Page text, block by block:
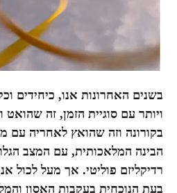
בשנים האחרונות אנו, כיחידים
ויותר עם סוגיית הזמן, זה
בקורונה וזה שהואץ לאחריה עם
הבינה המלאכותית, עם המצב
רדיקליזם פוליטי. אך מעל לכול
בעת הנוכחית בעקבות האסון